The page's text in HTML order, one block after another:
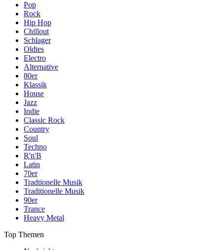
Pop
Rock
Hip Hop
Chillout
Schlager
Oldies
Electro
Alternative
80er
Klassik
House
Jazz
Indie
Classic Rock
Country
Soul
Techno
R'n'B
Latin
70er
Tradtionelle Musik
Traditionelle Musik
90er
Trance
Heavy Metal
Top Themen